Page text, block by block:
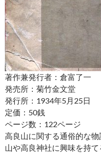
著作兼発行者：倉富了一
発売所：菊竹金文堂
発行所：1934年5月25日
定価：50銭
ページ数：122ページ
高良山に関する通俗的な
山や高良神社に興味を持て